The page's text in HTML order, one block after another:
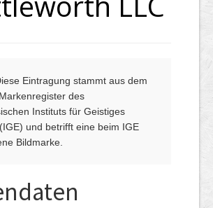
Eintragung stammt aus dem
des
Instituts für Geistiges
und betrifft eine beim IGE
Bildmarke.